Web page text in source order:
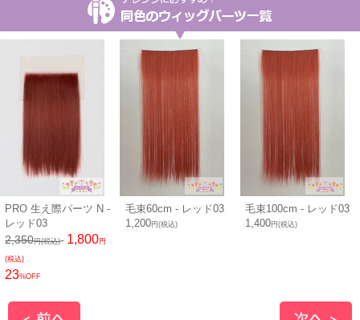
PRO 生え際パーツ N -
レッド03
2,350円(税込) 1,800円
(税込)
23%OFF
毛束60cm - レッド03
1,200円(税込)
毛束100cm - レッド03
1,400円(税込)